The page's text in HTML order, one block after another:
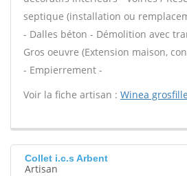
septique (installation ou
- Dalles béton - Démolition avec
Gros oeuvre (Extension maison,
- Empierrement -
Voir la fiche artisan : Winea
Collet i.c.s Arbent
Artisan